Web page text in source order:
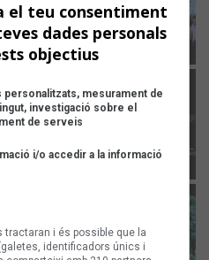
el teu consentiment
dades personals
objectius
personalitzats, mesurament de
investigació sobre el
de serveis
i/o accedir a la informació
tractaran i és possible que la
identificadors únics i